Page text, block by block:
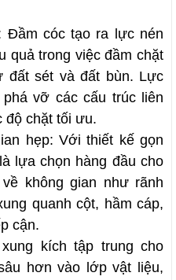
Đầm cóc tạo ra lực nén
quả trong việc đầm chặt
đất sét và đất bùn. Lực
vỡ các cấu trúc liên
độ chặt tối ưu.
hẹp: Với thiết kế gọn
lựa chọn hàng đầu cho
không gian như rãnh
quanh cột, hầm cáp,
cận.
kích tập trung cho
hơn vào lớp vật liệu,